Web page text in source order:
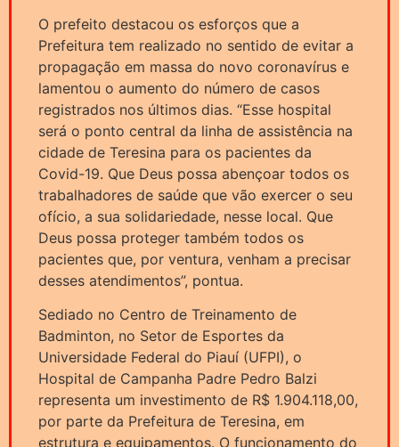
O prefeito destacou os esforços que a
Prefeitura tem realizado no sentido de evitar a
propagação em massa do novo coronavírus e
lamentou o aumento do número de casos
registrados nos últimos dias. “Esse hospital
será o ponto central da linha de assistência na
cidade de Teresina para os pacientes da
Covid-19. Que Deus possa abençoar todos os
trabalhadores de saúde que vão exercer o seu
ofício, a sua solidariedade, nesse local. Que
Deus possa proteger também todos os
pacientes que, por ventura, venham a precisar
desses atendimentos”, pontua.
Sediado no Centro de Treinamento de
Badminton, no Setor de Esportes da
Universidade Federal do Piauí (UFPI), o
Hospital de Campanha Padre Pedro Balzi
representa um investimento de R$ 1.904.118,00,
por parte da Prefeitura de Teresina, em
estrutura e equipamentos. O funcionamento do